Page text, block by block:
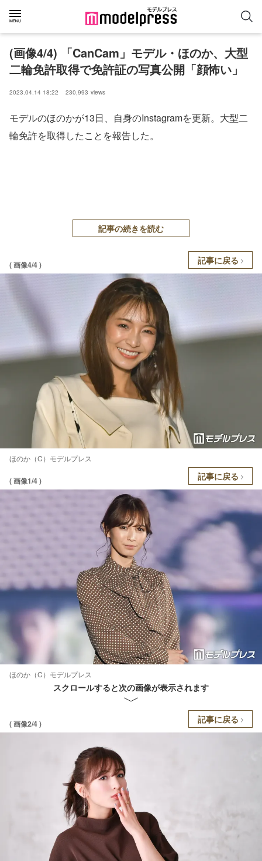
(画像4/4) 「CanCam」モデル・ほのか、大型
二輪免許取得で免許証の写真公開「顔怖い」
2023.04.14 18:22 230,993 views
モデルのほのかが13日、自身のInstagramを更新。大型二
輪免許を取得したことを報告した。
記事の続きを読む
( 画像4/4 ) 記事に戻る
ほのか（C）モデルプレス
( 画像1/4 ) 記事に戻る
ほのか（C）モデルプレス
スクロールすると次の画像が表示されます
( 画像2/4 ) 記事に戻る